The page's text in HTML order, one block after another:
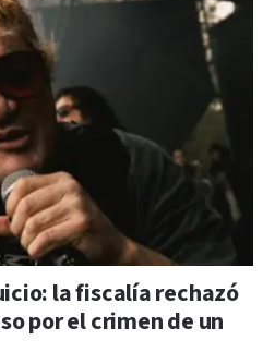
la fiscalía rechazó
por el crimen de un